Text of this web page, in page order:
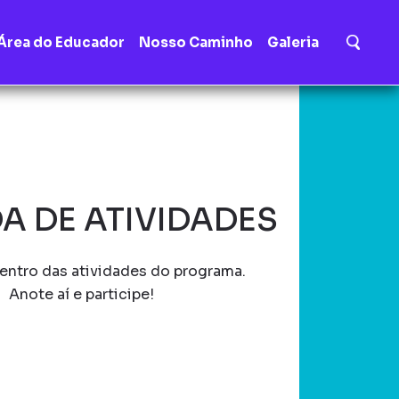
do Educador Nosso Caminho Galeria
DE ATIVIDADES
das atividades do programa.
Anote aí e participe!